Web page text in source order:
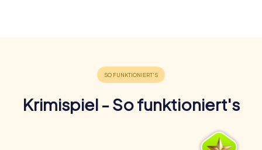
Krimispiel - So funktioniert's